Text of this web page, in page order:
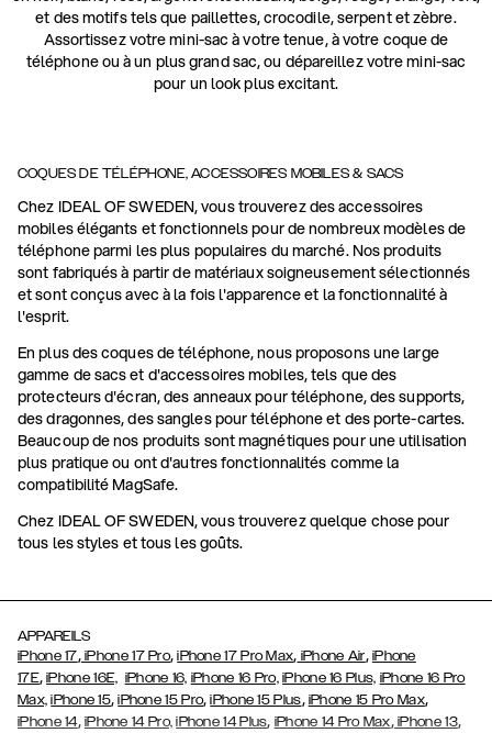
et des motifs tels que paillettes, crocodile, serpent et zèbre.
Assortissez votre mini-sac à votre tenue, à votre coque de
téléphone ou à un plus grand sac, ou dépareillez votre mini-sac
pour un look plus excitant.
COQUES DE TÉLÉPHONE, ACCESSOIRES MOBILES & SACS
Chez IDEAL OF SWEDEN, vous trouverez des accessoires
mobiles élégants et fonctionnels pour de nombreux modèles de
téléphone parmi les plus populaires du marché. Nos produits
sont fabriqués à partir de matériaux soigneusement sélectionnés
et sont conçus avec à la fois l'apparence et la fonctionnalité à
l'esprit.
En plus des coques de téléphone, nous proposons une large
gamme de sacs et d'accessoires mobiles, tels que des
protecteurs d'écran, des anneaux pour téléphone, des supports,
des dragonnes, des sangles pour téléphone et des porte-cartes.
Beaucoup de nos produits sont magnétiques pour une utilisation
plus pratique ou ont d'autres fonctionnalités comme la
compatibilité MagSafe.
Chez IDEAL OF SWEDEN, vous trouverez quelque chose pour
tous les styles et tous les goûts.
APPAREILS
iPhone 17,iPhone 17 Pro,iPhone 17 Pro Max, iPhone Air, iPhone
17E,iPhone 16E, iPhone 16, iPhone 16 Pro, iPhone 16 Plus, iPhone 16 Pro
Max, iPhone 15,iPhone 15 Pro,iPhone 15 Plus, iPhone 15 Pro Max,
iPhone 14, iPhone 14 Pro, iPhone 14 Plus, iPhone 14 Pro Max,iPhone 13,